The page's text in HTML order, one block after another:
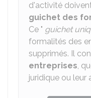
d'activité
guichet des
Ce " guichet
formalités des
supprimés. Il
entreprises,
juridique ou leur